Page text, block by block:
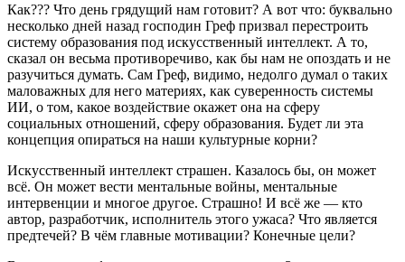
Как??? Что день грядущий нам готовит? А вот что: буквально
несколько дней назад господин Греф призвал перестроить
систему образования под искусственный интеллект. А то,
сказал он весьма противоречиво, как бы нам не опоздать и не
разучиться думать. Сам Греф, видимо, недолго думал о таких
маловажных для него материях, как суверенность системы
ИИ, о том, какое воздействие окажет она на сферу
социальных отношений, сферу образования. Будет ли эта
концепция опираться на наши культурные корни?
Искусственный интеллект страшен. Казалось бы, он может
всё. Он может вести ментальные войны, ментальные
интервенции и многое другое. Страшно! И всё же — кто
автор, разработчик, исполнитель этого ужаса? Что является
предтечей? В чём главные мотивации? Конечные цели?